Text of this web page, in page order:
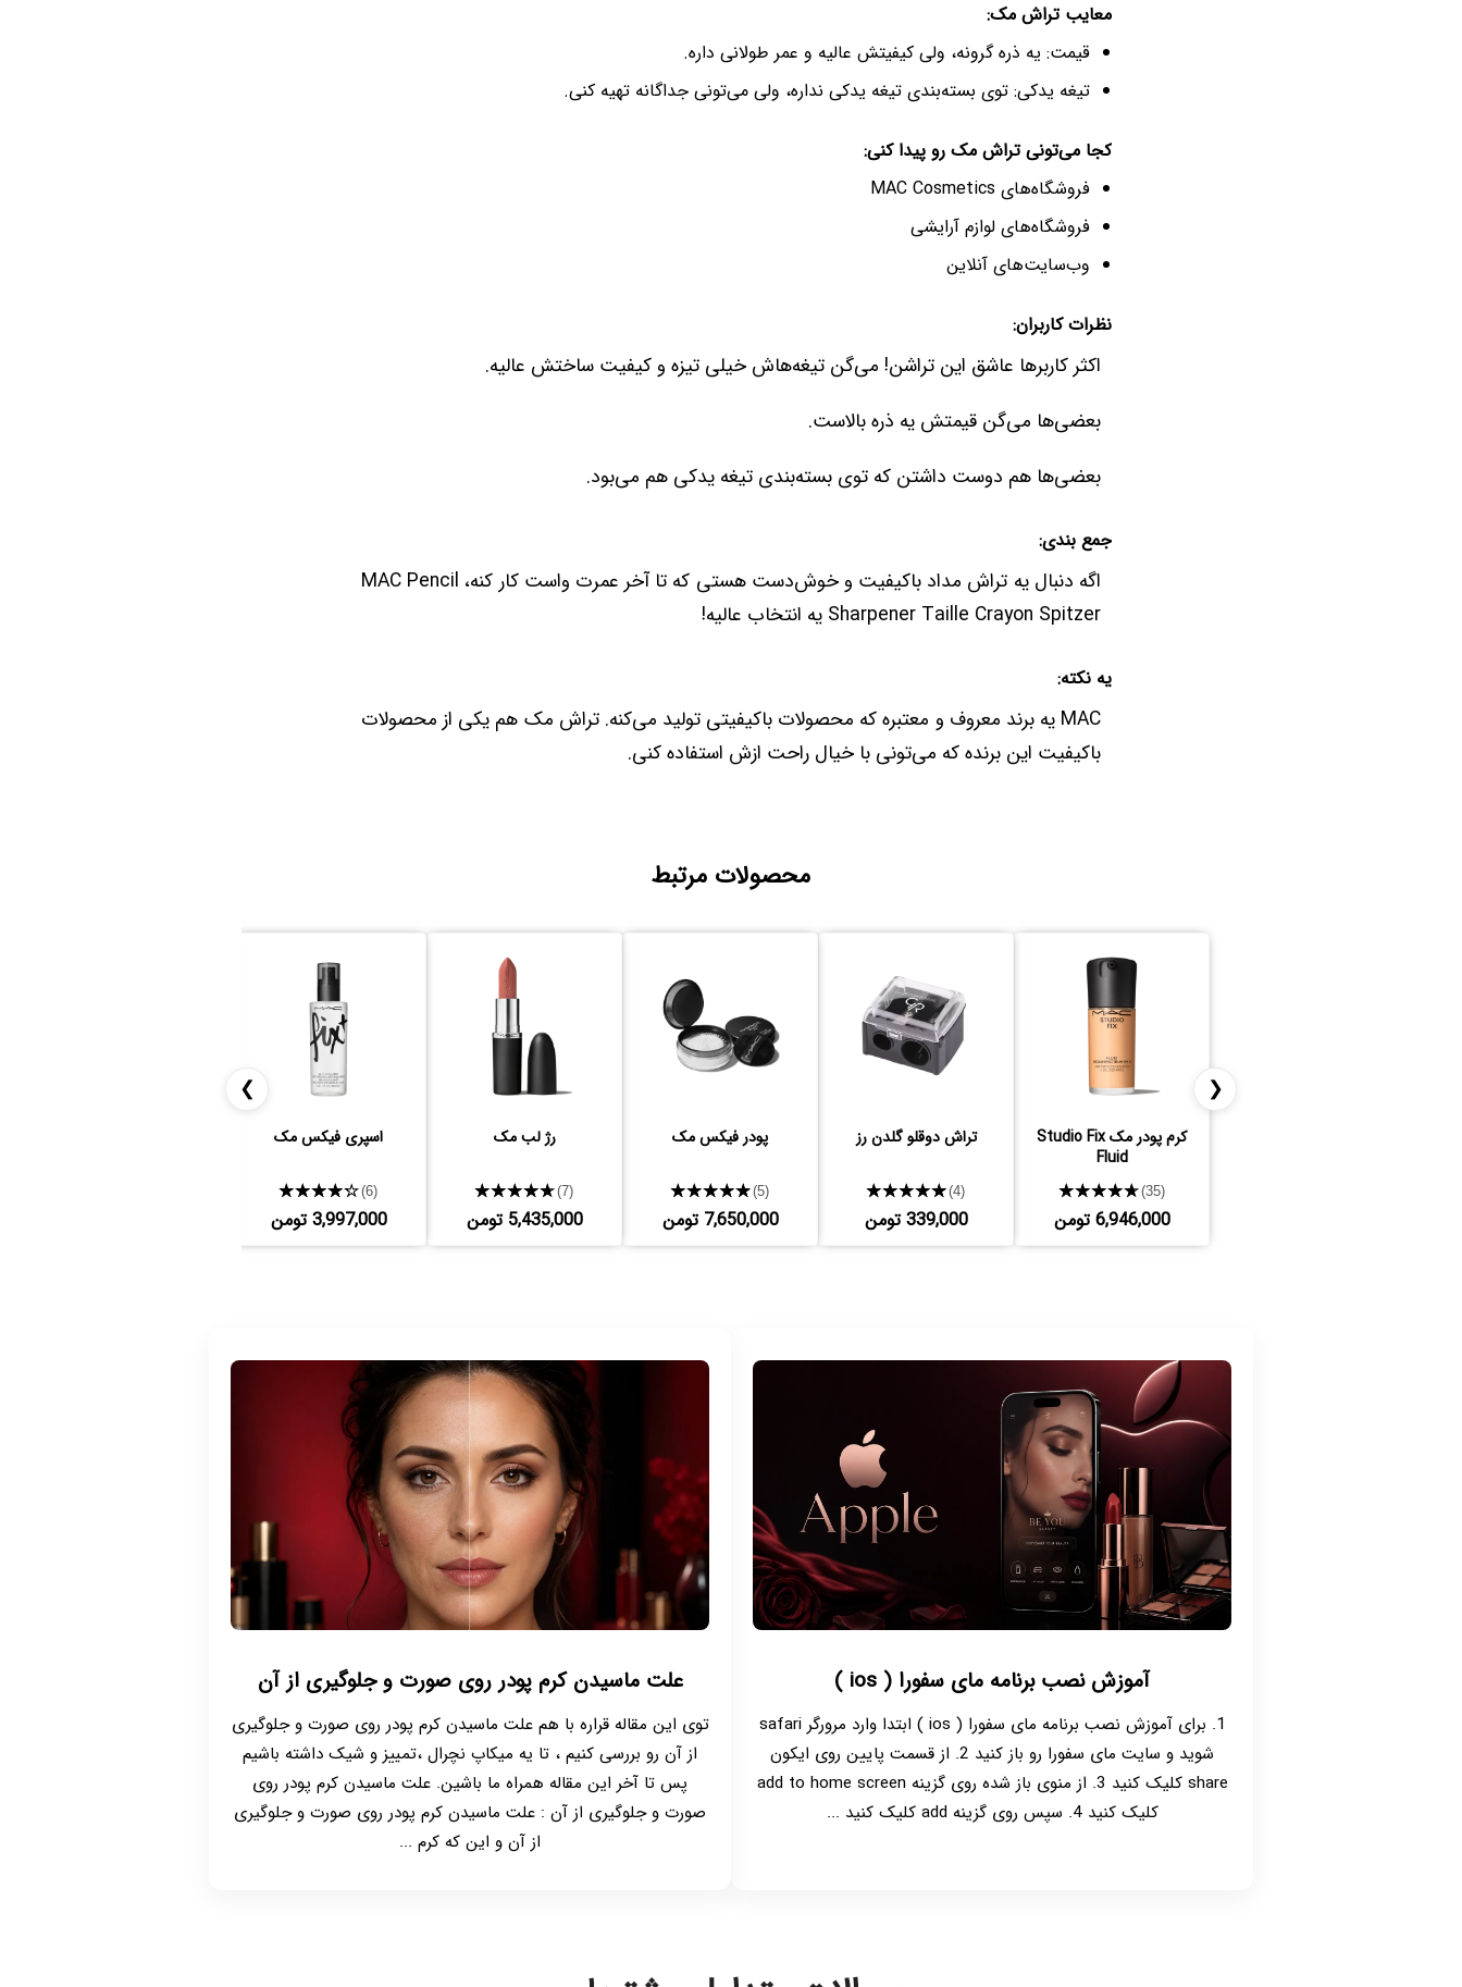
معایب تراش مک:
قیمت: یه ذره گرونه، ولی کیفیتش عالیه و عمر طولانی داره.
تیغه یدکی: توی بسته‌بندی تیغه یدکی نداره، ولی می‌تونی جداگانه تهیه کنی.
کجا می‌تونی تراش مک رو پیدا کنی:
فروشگاه‌های MAC Cosmetics
فروشگاه‌های لوازم آرایشی
وب‌سایت‌های آنلاین
نظرات کاربران:
اکثر کاربرها عاشق این تراشن! می‌گن تیغه‌هاش خیلی تیزه و کیفیت ساختش عالیه.
بعضی‌ها می‌گن قیمتش یه ذره بالاست.
بعضی‌ها هم دوست داشتن که توی بسته‌بندی تیغه یدکی هم می‌بود.
جمع بندی:
اگه دنبال یه تراش مداد باکیفیت و خوش‌دست هستی که تا آخر عمرت واست کار کنه، MAC Pencil
Sharpener Taille Crayon Spitzer یه انتخاب عالیه!
یه نکته:
MAC یه برند معروف و معتبره که محصولات باکیفیتی تولید می‌کنه. تراش مک هم یکی از محصولات
باکیفیت این برنده که می‌تونی با خیال راحت ازش استفاده کنی.
محصولات مرتبط
❮
کرم پودر مک Studio Fix
Fluid
★★★★★(35)
6,946,000 تومن
تراش دوقلو گلدن رز
★★★★★(4)
339,000 تومن
پودر فیکس مک
★★★★★(5)
7,650,000 تومن
رژ لب مک
★★★★★(7)
5,435,000 تومن
اسپری فیکس مک
★★★★★(6)
3,997,000 تومن
❯
آموزش نصب برنامه مای سفورا ( ios )
1. برای آموزش نصب برنامه مای سفورا ( ios ) ابتدا وارد مرورگر safari
شوید و سایت مای سفورا رو باز کنید 2. از قسمت پایین روی ایکون
share کلیک کنید 3. از منوی باز شده روی گزینه add to home screen
کلیک کنید 4. سپس روی گزینه add کلیک کنید ...
علت ماسیدن کرم پودر روی صورت و جلوگیری از آن
توی این مقاله قراره با هم علت ماسیدن کرم پودر روی صورت و جلوگیری
از آن رو بررسی کنیم ، تا یه میکاپ نچرال ،تمییز و شیک داشته باشیم
پس تا آخر این مقاله همراه ما باشین. علت ماسیدن کرم پودر روی
صورت و جلوگیری از آن : علت ماسیدن کرم پودر روی صورت و جلوگیری
از آن و این که کرم ...